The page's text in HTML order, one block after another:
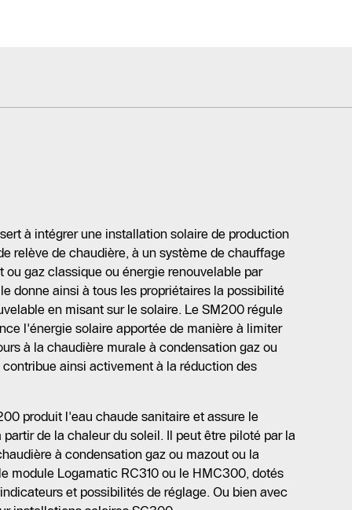
à intégrer une installation solaire de production
relève de chaudière, à un système de chauffage
gaz classique ou énergie renouvelable par
donne ainsi à tous les propriétaires la possibilité
en misant sur le solaire. Le SM200 régule
l'énergie solaire apportée de manière à limiter
à la chaudière murale à condensation gaz ou
ainsi activement à la réduction des
produit l'eau chaude sanitaire et assure le
de la chaleur du soleil. Il peut être piloté par la
à condensation gaz ou mazout ou la
module Logamatic RC310 ou le HMC300, dotés
et possibilités de réglage. Ou bien avec